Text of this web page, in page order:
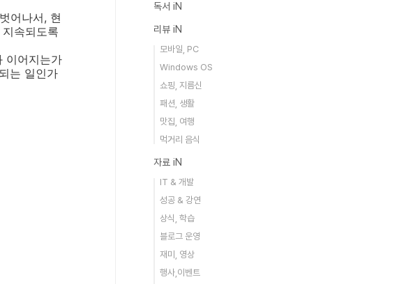
어나서, 현
속되도록
이어지는가
는 일인가
독서 iN
리뷰 iN
모바일, PC
Windows OS
쇼핑, 지름신
패션, 생활
맛집, 여행
먹거리 음식
자료 iN
IT & 개발
성공 & 강연
상식, 학습
블로그 운영
재미, 영상
행사,이벤트